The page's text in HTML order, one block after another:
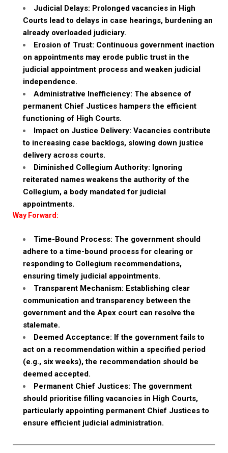
Judicial Delays: Prolonged vacancies in High
Courts lead to delays in case hearings, burdening an
already overloaded judiciary.
Erosion of Trust: Continuous government inaction
on appointments may erode public trust in the
judicial appointment process and weaken judicial
independence.
Administrative Inefficiency: The absence of
permanent Chief Justices hampers the efficient
functioning of High Courts.
Impact on Justice Delivery: Vacancies contribute
to increasing case backlogs, slowing down justice
delivery across courts.
Diminished Collegium Authority: Ignoring
reiterated names weakens the authority of the
Collegium, a body mandated for judicial
appointments.
Way Forward:
Time-Bound Process: The government should
adhere to a time-bound process for clearing or
responding to Collegium recommendations,
ensuring timely judicial appointments.
Transparent Mechanism: Establishing clear
communication and transparency between the
government and the Apex court can resolve the
stalemate.
Deemed Acceptance: If the government fails to
act on a recommendation within a specified period
(e.g., six weeks), the recommendation should be
deemed accepted.
Permanent Chief Justices: The government
should prioritise filling vacancies in High Courts,
particularly appointing permanent Chief Justices to
ensure efficient judicial administration.